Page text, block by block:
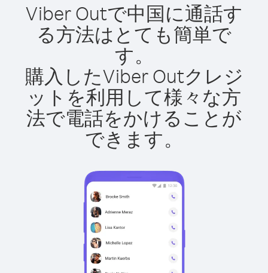
Viber Outで中国に通話す
る方法はとても簡単で
す。
購入したViber Outクレジ
ットを利用して様々な方
法で電話をかけることが
できます。